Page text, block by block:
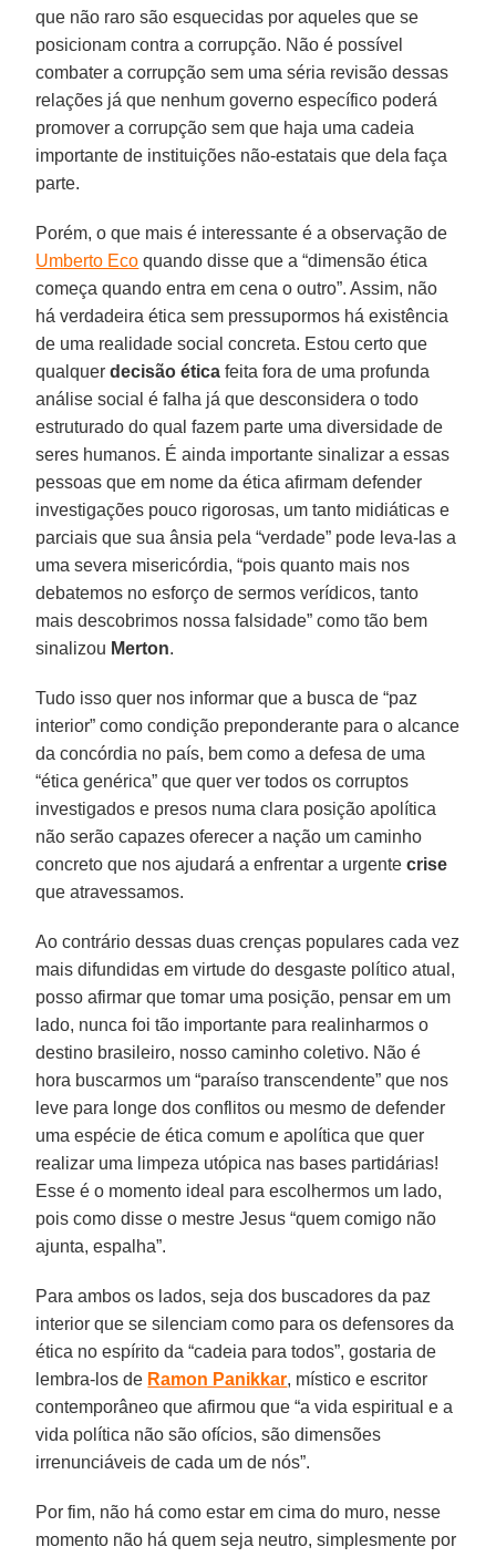
que não raro são esquecidas por aqueles que se
posicionam contra a corrupção. Não é possível
combater a corrupção sem uma séria revisão dessas
relações já que nenhum governo específico poderá
promover a corrupção sem que haja uma cadeia
importante de instituições não-estatais que dela faça
parte.
Porém, o que mais é interessante é a observação de
Umberto Eco quando disse que a “dimensão ética
começa quando entra em cena o outro”. Assim, não
há verdadeira ética sem pressupormos há existência
de uma realidade social concreta. Estou certo que
qualquerdecisão ética feita fora de uma profunda
análise social é falha já que desconsidera o todo
estruturado do qual fazem parte uma diversidade de
seres humanos. É ainda importante sinalizar a essas
pessoas que em nome da ética afirmam defender
investigações pouco rigorosas, um tanto midiáticas e
parciais que sua ânsia pela “verdade” pode leva-las a
uma severa misericórdia, “pois quanto mais nos
debatemos no esforço de sermos verídicos, tanto
mais descobrimos nossa falsidade” como tão bem
sinalizou Merton.
Tudo isso quer nos informar que a busca de “paz
interior” como condição preponderante para o alcance
da concórdia no país, bem como a defesa de uma
“ética genérica” que quer ver todos os corruptos
investigados e presos numa clara posição apolítica
não serão capazes oferecer a nação um caminho
concreto que nos ajudará a enfrentar a urgentecrise
que atravessamos.
Ao contrário dessas duas crenças populares cada vez
mais difundidas em virtude do desgaste político atual,
posso afirmar que tomar uma posição, pensar em um
lado, nunca foi tão importante para realinharmos o
destino brasileiro, nosso caminho coletivo. Não é
hora buscarmos um “paraíso transcendente” que nos
leve para longe dos conflitos ou mesmo de defender
uma espécie de ética comum e apolítica que quer
realizar uma limpeza utópica nas bases partidárias!
Esse é o momento ideal para escolhermos um lado,
pois como disse o mestre Jesus “quem comigo não
ajunta, espalha”.
Para ambos os lados, seja dos buscadores da paz
interior que se silenciam como para os defensores da
ética no espírito da “cadeia para todos”, gostaria de
lembra-los de Ramon Panikkar, místico e escritor
contemporâneo que afirmou que “a vida espiritual e a
vida política não são ofícios, são dimensões
irrenunciáveis de cada um de nós”.
Por fim, não há como estar em cima do muro, nesse
momento não há quem seja neutro, simplesmente por